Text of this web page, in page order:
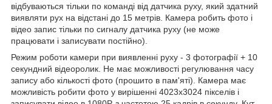
відбуваються тільки по команді від датчика руху, який здатний
виявляти рух на відстані до 15 метрів. Камера робить фото і
відео запис тільки по сигналу датчика руху (не може
працювати і записувати постійно).
Режим роботи камери при виявленні руху - 3 фотографії + 10
секундний відеоролик. Не має можливості регулювання часу
запису або кількості фото (прошито в пам'яті). Камера має
можливість робити фото у вирішенні 4023х3024 пікселів і